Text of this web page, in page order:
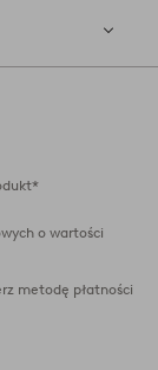
o wartości
metodę płatności